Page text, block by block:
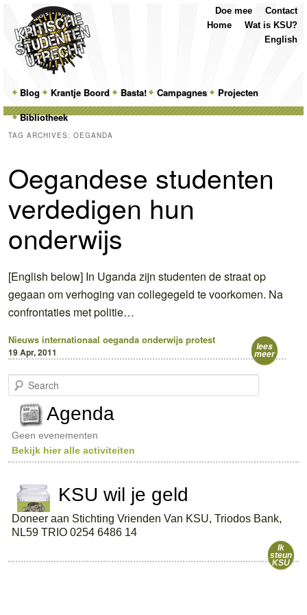
MainSkip
to
primary
Skip
to
secondary
Blog Krantje Boord Basta! Campagnes
Projecten
Bibliotheek
Contact
Doe mee
Wat is KSU?
Home
English
TAG ARCHIVES: OEGANDA
Oegandese studenten
verdedigen hun
onderwijs
[English below] In Uganda zijn studenten de straat op
gegaan om verhoging van collegegeld te voorkomen. Na
confrontaties met politie…
Nieuws internationaal oeganda onderwijs protest
19 Apr, 2011 lees
meer
e
c
h
Agenda
Geen evenementen
Bekijk hier alle activiteiten
KSU wil je geld
Doneer aan Stichting Vrienden Van KSU, Triodos Bank,
NL59 TRIO 0254 6486 14
Ik
steun
KSU